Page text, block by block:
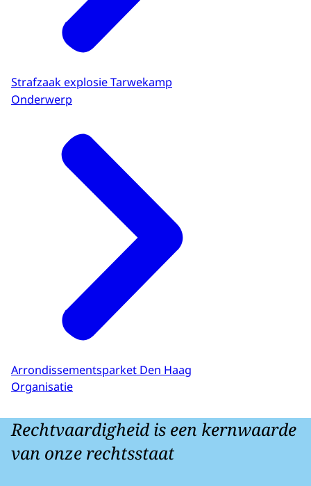
Strafzaak explosie Tarwekamp
Onderwerp
Arrondissementsparket Den Haag
Organisatie
Rechtvaardigheid is een kernwaarde
van onze rechtsstaat